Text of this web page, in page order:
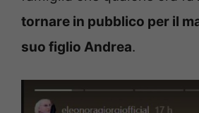
tornare in pubblico per il
suo figlio Andrea.